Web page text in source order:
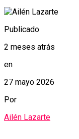
Publicado
2 meses atrás
en
27 mayo 2026
Por
Ailén Lazarte